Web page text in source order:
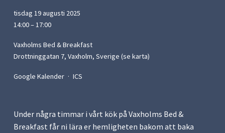
tisdag 19 augusti 2025
14:00
17:00
Vaxholms Bed & Breakfast
Drottninggatan 7 Vaxholm Sverige (se karta)
Google Kalender ICS
Under några timmar i vårt kök på Vaxholms Bed &
Breakfast får ni lära er hemligheten bakom att baka